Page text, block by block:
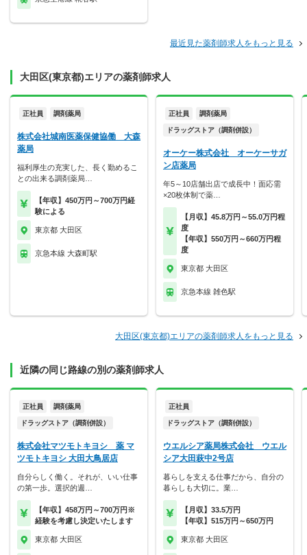
最近見た薬剤師求人をもっと見る
大田区(東京都)エリアの薬剤師求人
正社員 調剤薬局
株式会社城南医薬保健協働 大森
薬局
福利厚生の充実した、長く勤めるこ
との出来る調剤薬局…
【年収】450万円～700万円経
験による
東京都 大田区
京急本線 大森町駅
正社員 調剤薬局
ドラッグストア（調剤併設）
オーケー株式会社 オーケーサガ
ン店薬局
年5～10店舗出店で成長中！面応需
×20枚体制で薬…
【月収】45.8万円～55.0万円程
度
【年収】550万円～660万円程
度
東京都 大田区
京急本線 雑色駅
大田区(東京都)エリアの薬剤師求人をもっと見る
近隣の同じ路線の別の薬剤師求人
正社員 調剤薬局
ドラッグストア（調剤併設）
株式会社マツモトキヨシ 薬 マ
ツモトキヨシ 大田大鳥居店
自分らしく働く。それが、いい仕事
の第一歩。選択的週…
【年収】458万円～700万円※
経験を考慮し決定いたします
東京都 大田区
正社員
ドラッグストア（調剤併設）
ウエルシア薬局株式会社 ウエル
シア大田萩中2号店
暮らしを支える仕事だから、自分の
暮らしも大切に。業…
【月収】33.5万円
【年収】515万円～650万円
東京都 大田区